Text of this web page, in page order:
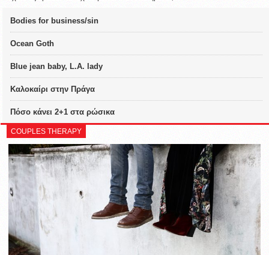
Bodies for business/sin
Ocean Goth
Blue jean baby, L.A. lady
Καλοκαίρι στην Πράγα
Πόσο κάνει 2+1 στα ρώσικα
COUPLES THERAPY